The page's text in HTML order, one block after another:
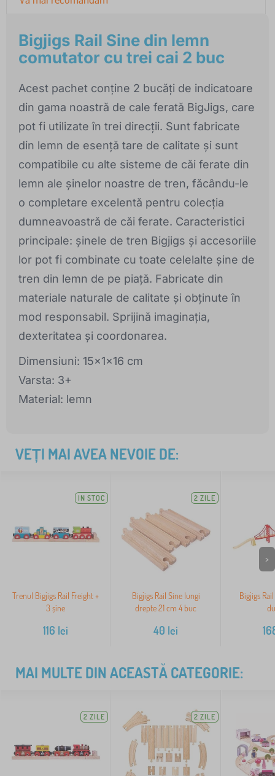
Bigjigs Rail Sine din lemn
comutator cu trei cai 2 buc
Acest pachet conține 2 bucăți de indicatoare
din gama noastră de cale ferată BigJigs, care
pot fi utilizate în trei direcții. Sunt fabricate
din lemn de esență tare de calitate și sunt
compatibile cu alte sisteme de căi ferate din
lemn ale șinelor noastre de tren, făcându-le
o completare excelentă pentru colecția
dumneavoastră de căi ferate. Caracteristici
principale: șinele de tren Bigjigs și accesoriile
lor pot fi combinate cu toate celelalte șine de
tren din lemn de pe piață. Fabricate din
materiale naturale de calitate și obținute în
mod responsabil. Sprijină imaginația,
dexteritatea și coordonarea.
Dimensiuni: 15x1x16 cm
Varsta: 3+
Material: lemn
VEȚI MAI AVEA NEVOIE DE:
IN STOC
Trenul Bigjigs Rail Freight +
3 șine
116 lei
2 ZILE
Bigjigs Rail Sine lungi
drepte 21 cm 4 buc
40 lei
Bigjigs
>
MAI MULTE DIN ACEASTĂ CATEGORIE:
2 ZILE 2 ZILE